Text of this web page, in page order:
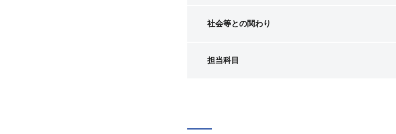
社会等との関わり
担当科目